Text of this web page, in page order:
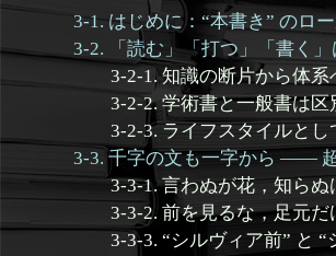
3-1. はじめに：“本書き” のロ
3-2. 「読む」「打つ」「書く
3-2-1. 知識の断片から体系
3-2-2. 学術書と一般書は区
3-2-3. ライフスタイルとし
3-3. 千字の文も一字から ——
3-3-1. 言わぬが花，知らぬ
3-3-2. 前を見るな，足元だけ
3-3-3. “シルヴィア前” と “